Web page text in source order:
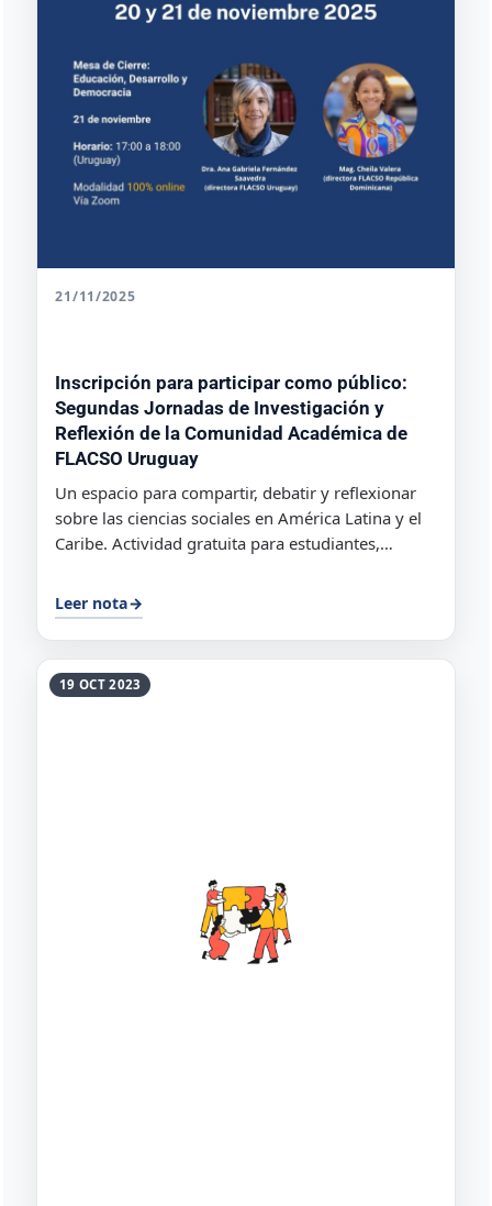
21/11/2025
Inscripción para participar como público:
Segundas Jornadas de Investigación y
Reflexión de la Comunidad Académica de
FLACSO Uruguay
Un espacio para compartir, debatir y reflexionar
sobre las ciencias sociales en América Latina y el
Caribe. Actividad gratuita para estudiantes,
Dominicana...
Leer nota→
19 OCT 2023